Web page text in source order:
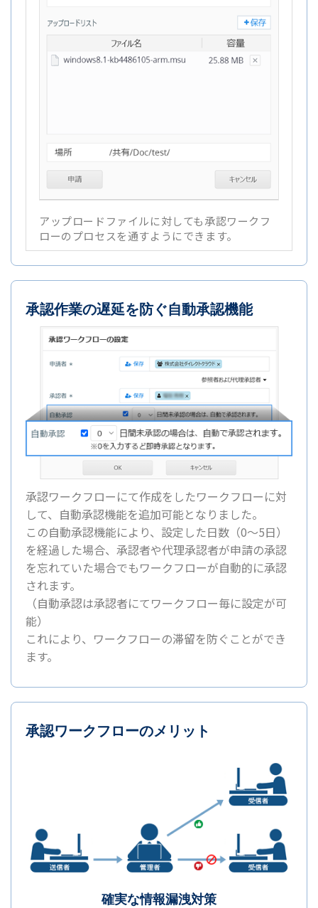
アップロードファイルに対しても承認ワークフ
ローのプロセスを通すようにできます。
承認作業の遅延を防ぐ自動承認機能
承認ワークフローにて作成をしたワークフローに対
して、自動承認機能を追加可能となりました。
この自動承認機能により、設定した日数（0～5日）
を経過した場合、承認者や代理承認者が申請の承認
を忘れていた場合でもワークフローが自動的に承認
されます。
（自動承認は承認者にてワークフロー毎に設定が可
能）
これにより、ワークフローの滞留を防ぐことができ
ます。
承認ワークフローのメリット
確実な情報漏洩対策